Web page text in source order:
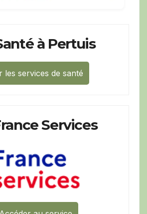
à Pertuis
les services de santé
Services